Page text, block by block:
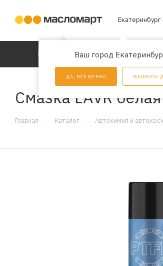
Екатеринбург
Ваш город
ДА, ВСЕ ВЕРНО ВЫБРАТЬ
КАТАЛОГ
Смазка LAVR
Главная — Каталог — Автохимия и